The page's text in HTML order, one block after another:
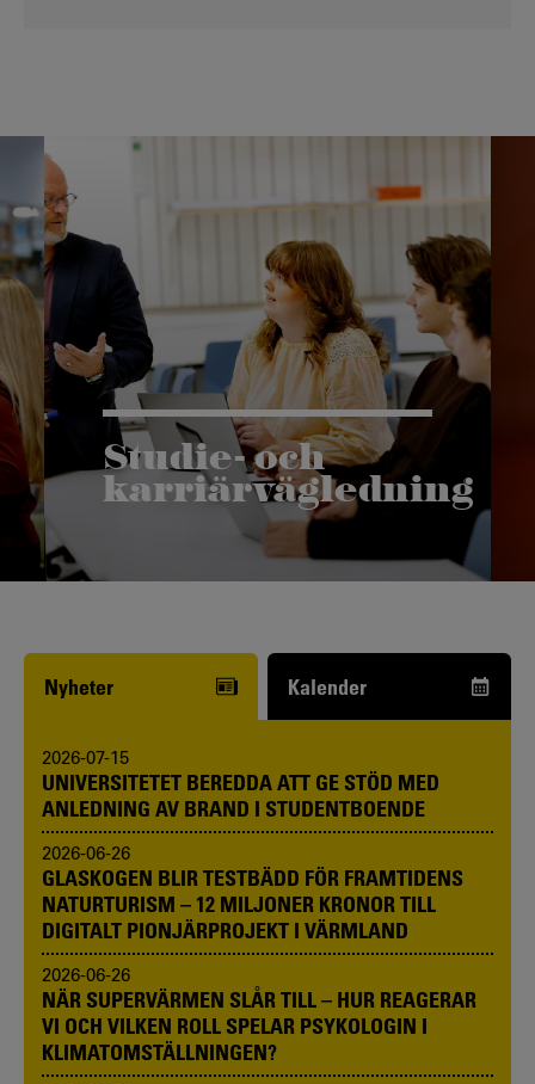
Studie- och
karriärvägledning
Funderar du på att börja studera? Våra
studie- och karriärvägledare kan hjälpa
Nyheter Kalender
2026-07-15
UNIVERSITETET BEREDDA ATT GE STÖD MED
ANLEDNING AV BRAND I STUDENTBOENDE
2026-06-26
GLASKOGEN BLIR TESTBÄDD FÖR FRAMTIDENS
NATURTURISM – 12 MILJONER KRONOR TILL
DIGITALT PIONJÄRPROJEKT I VÄRMLAND
2026-06-26
NÄR SUPERVÄRMEN SLÅR TILL – HUR REAGERAR
VI OCH VILKEN ROLL SPELAR PSYKOLOGIN I
KLIMATOMSTÄLLNINGEN?